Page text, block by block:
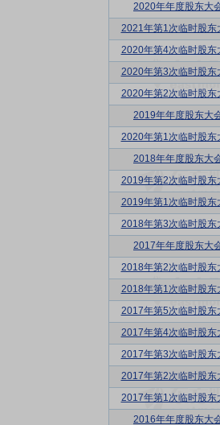
2020年年度股东大
2021年第1次临时股东
2020年第4次临时股东
2020年第3次临时股东
2020年第2次临时股东
2019年年度股东大
2020年第1次临时股东
2018年年度股东大
2019年第2次临时股东
2019年第1次临时股东
2018年第3次临时股东
2017年年度股东大
2018年第2次临时股东
2018年第1次临时股东
2017年第5次临时股东
2017年第4次临时股东
2017年第3次临时股东
2017年第2次临时股东
2017年第1次临时股东
2016年年度股东大